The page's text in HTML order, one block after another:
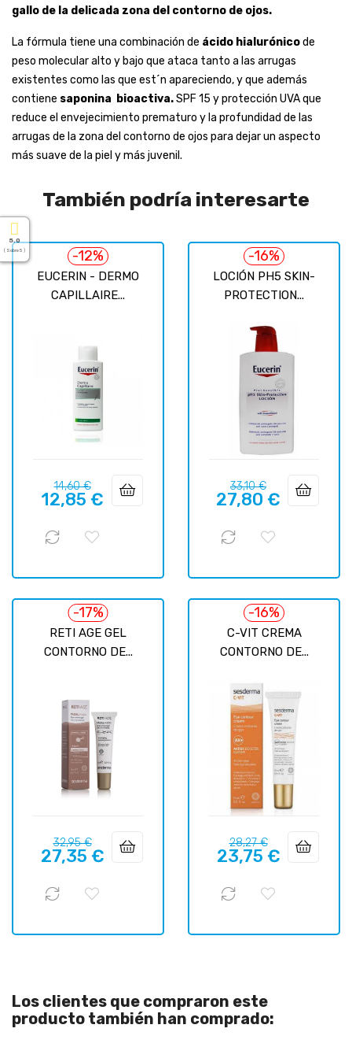
gallo de la delicada zona del contorno de ojos.
La fórmula tiene una combinación de ácido hialurónicode
peso molecular alto y bajo que ataca tanto a las arrugas
existentes como las que est´n apareciendo, y que además
contiene saponina bioactiva.SPF 15 y protección UVA que
reduce el envejecimiento prematuro y la profundidad de las
arrugas de la zona del contorno de ojos para dejar un aspecto
más suave de la piel y más juvenil.
También podría interesarte
EUCERIN - DERMO
CAPILLAIRE...
-12%
Precio
regular
14,60 €Precio
12,85 €
LOCIÓN PH5 SKIN-
PROTECTION...
-16%
Precio
regular
33,10 €Precio
27,80 €
RETI AGE GEL
CONTORNO DE...
-17%
Precio
regular
32,95 €Precio
27,35 €
C-VIT CREMA
CONTORNO DE...
-16%
Precio
regular
28,27 €Precio
23,75 €
Los clientes que compraron este
producto también han comprado:
5.0
( Sobre 5 )